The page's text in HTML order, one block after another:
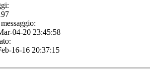
04-20 23:45:58
16-16 20:37:15